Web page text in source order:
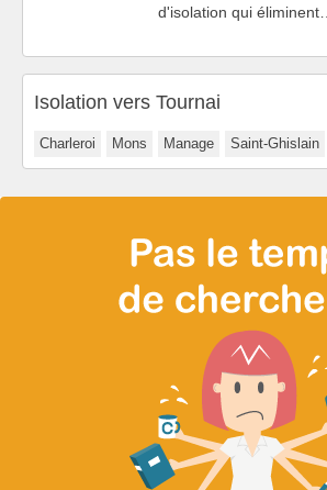
d'isolation qui éliminent…
Isolation vers Tournai
Charleroi Mons Manage Saint-Ghislain